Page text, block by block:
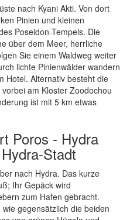
nach Kyani Akti. Von dort
Pinien und kleinen
Poseidon-Tempels. Die
über dem Meer, herrliche
Sie einem Waldweg weiter
lichte Pinienwälder wandern
Hotel. Alternativ besteht die
am Kloster Zoodochou
ist mit 5 km etwas
Poros - Hydra
Stadt
nach Hydra. Das kurze
Ihr Gepäck wird
zum Hafen gebracht.
gegensätzlich die beiden